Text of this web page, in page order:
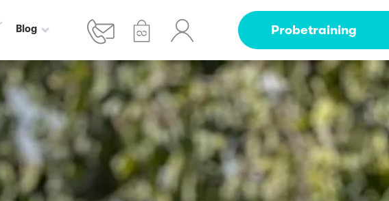
Blog Probetraining